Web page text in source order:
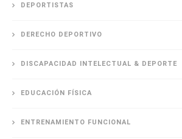
DEPORTISTAS
DERECHO DEPORTIVO
DISCAPACIDAD INTELECTUAL & DEPORTE
EDUCACIÓN FÍSICA
ENTRENAMIENTO FUNCIONAL